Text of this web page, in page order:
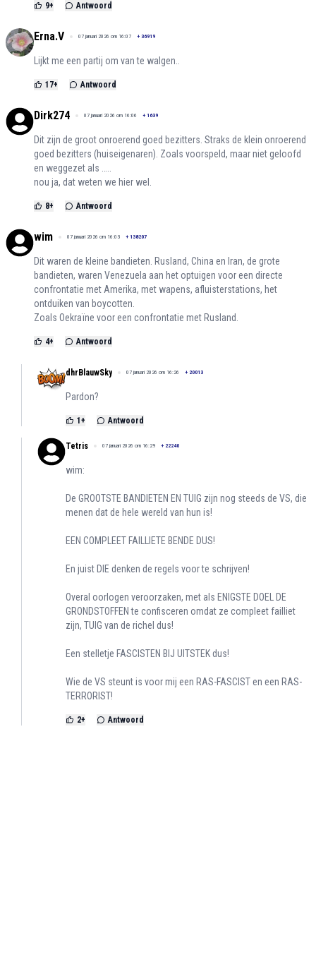
9+ Antwoord
Erna.V 07 januari 2026 om 16:07 + 36919
Lijkt me een partij om van te walgen..
17+ Antwoord
Dirk274 07 januari 2026 om 16:06 + 1639
Dit zijn de groot onroerend goed bezitters. Straks de klein onroerend
goed bezitters (huiseigenaren). Zoals voorspeld, maar niet geloofd
en weggezet als …..
nou ja, dat weten we hier wel.
8+ Antwoord
wim 07 januari 2026 om 16:03 + 138207
Dit waren de kleine bandieten. Rusland, China en Iran, de grote
bandieten, waren Venezuela aan het optuigen voor een directe
confrontatie met Amerika, met wapens, afluisterstations, het
ontduiken van boycotten.
Zoals Oekraïne voor een confrontatie met Rusland.
4+ Antwoord
dhrBlauwSky 07 januari 2026 om 16:26 + 20013
Pardon?
1 + Antwoord
Tetris 07 januari 2026 om 16:29 + 22240
wim:
De GROOTSTE BANDIETEN EN TUIG zijn nog steeds de VS, die
menen dat de hele wereld van hun is!
EEN COMPLEET FAILLIETE BENDE DUS!
En juist DIE denken de regels voor te schrijven!
Overal oorlogen veroorzaken, met als ENIGSTE DOEL DE
GRONDSTOFFEN te confisceren omdat ze compleet failliet
zijn, TUIG van de richel dus!
Een stelletje FASCISTEN BIJ UITSTEK dus!
Wie de VS steunt is voor mij een RAS-FASCIST en een RAS-
TERRORIST!
2+ Antwoord